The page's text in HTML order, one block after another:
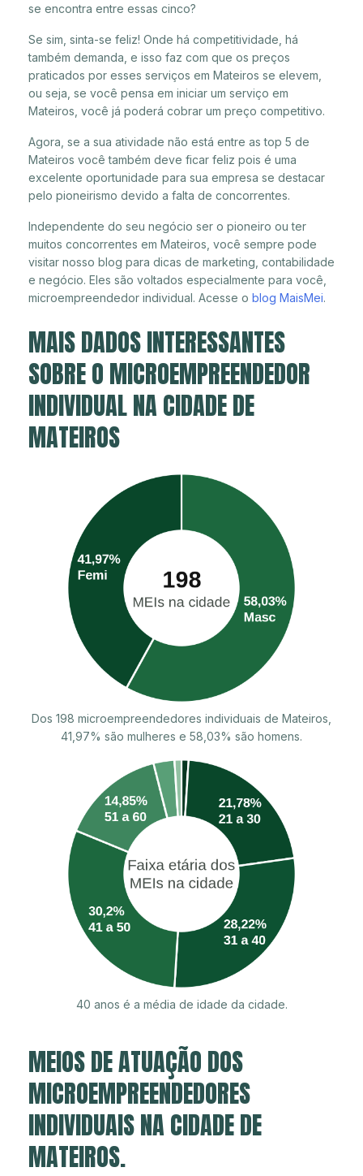
se encontra entre essas cinco?
Se sim, sinta-se feliz! Onde há competitividade, há
também demanda, e isso faz com que os preços
praticados por esses serviços em Mateiros se elevem,
ou seja, se você pensa em iniciar um serviço em
Mateiros, você já poderá cobrar um preço competitivo.
Agora, se a sua atividade não está entre as top 5 de
Mateiros você também deve ficar feliz pois é uma
excelente oportunidade para sua empresa se destacar
pelo pioneirismo devido a falta de concorrentes.
Independente do seu negócio ser o pioneiro ou ter
muitos concorrentes em Mateiros, você sempre pode
visitar nosso blog para dicas de marketing, contabilidade
e negócio. Eles são voltados especialmente para você,
microempreendedor individual. Acesse o blog MaisMei.
MAIS DADOS INTERESSANTES
SOBRE O MICROEMPREENDEDOR
INDIVIDUAL NA CIDADE DE
MATEIROS
Dos 198 microempreendedores individuais de Mateiros,
41,97% são mulheres e 58,03% são homens.
40 anos é a média de idade da cidade.
MEIOS DE ATUAÇÃO DOS
MICROEMPREENDEDORES
INDIVIDUAIS NA CIDADE DE
MATEIROS.